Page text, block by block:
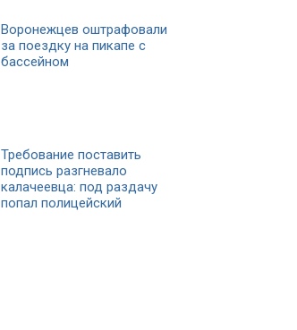
Воронежцев оштрафовали
за поездку на пикапе с
бассейном
Требование поставить
подпись разгневало
калачеевца: под раздачу
попал полицейский